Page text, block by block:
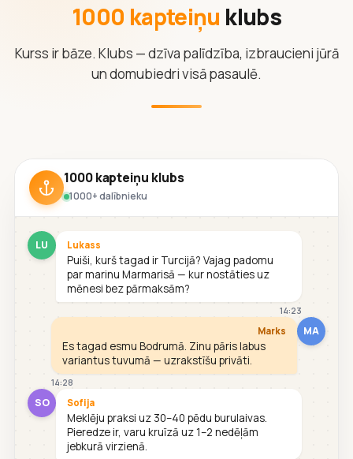
1000 kapteiņu klubs
Kurss ir bāze. Klubs — dzīva palīdzība, izbraucieni jūrā
un domubiedri visā pasaulē.
1000 kapteiņu klubs
1000+ dalībnieku
LU Lukass
Puiši, kurš tagad ir Turcijā? Vajag padomu
par marinu Marmarisā — kur nostāties uz
mēnesi bez pārmaksām?
14:23
MA
Marks
Es tagad esmu Bodrumā. Zinu pāris labus
variantus tuvumā — uzrakstīšu privāti.
14:28
SO Sofija
Meklēju praksi uz 30–40 pēdu burulaivas.
Pieredze ir, varu kruīzā uz 1–2 nedēļām
jebkurā virzienā.